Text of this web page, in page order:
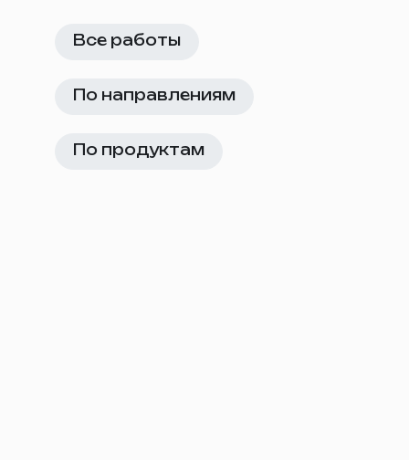
Все работы
По направлениям
По продуктам